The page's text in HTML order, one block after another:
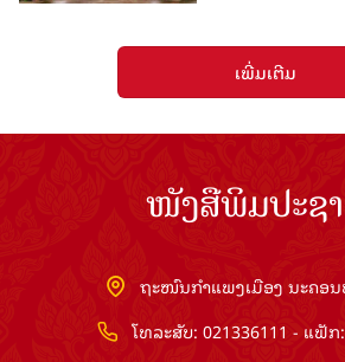
ເພີ່ມເຕີມ
ໜັງສືພິມປະຊ
ຖະໜົນກຳແພງເມືອງ ນະຄອ
ໂທລະສັບ: 021336111 - ແຟັກ